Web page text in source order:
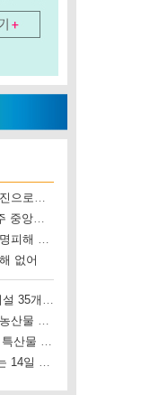
(인타임날씨) 8월 6일 목요일 - 사진으로보는 날씨
(R) 직접 들어봅시다 - 김동국 진주 중앙시장 상인회장
진주시 지수면 대나무밭 화재..인명피해 없어
없어
하동군, 하천·계곡 불법 상행위 시설 35개소 철거
산청군 로컬푸드 행복장터, 우수 농산물 직거래 사업장 인증
(R) 진주 고추 버거 '재출시'..지역 특산물 홍보 기대
'국가유산 미디어아트 진주성' 오는 14일 개막